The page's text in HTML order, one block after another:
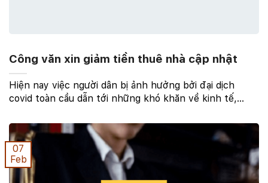
Công văn xin giảm tiền thuê nhà cập nhật
Hiện nay việc người dân bị ảnh hưởng bởi đại dịch
covid toàn cầu dẫn tới những khó khăn về kinh tế,
hưởng nghiêm trọng trong công việc dẫn tới ngôn thu
...
07
Feb